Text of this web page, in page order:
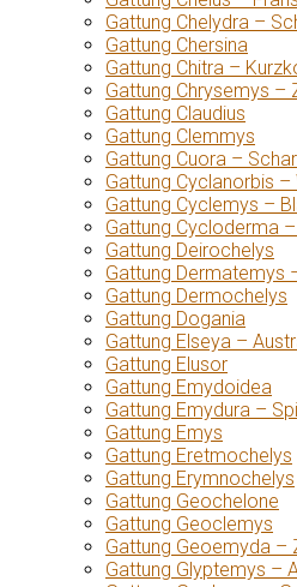
Gattung Chelydra –
Gattung Chersina
Gattung Chitra –
Gattung Chrysemys –
Gattung Claudius
Gattung Clemmys
Gattung Cuora –
Gattung Cyclanorbis
Gattung Cyclemys –
Gattung Cycloderma
Gattung Deirochelys
Gattung Dermatemys
Gattung Dermochelys
Gattung Dogania
Gattung Elseya –
Gattung Elusor
Gattung Emydoidea
Gattung Emydura –
Gattung Emys
Gattung Eretmochelys
Gattung Erymnochelys
Gattung Geochelone
Gattung Geoclemys
Gattung Geoemyda –
Gattung Glyptemys –